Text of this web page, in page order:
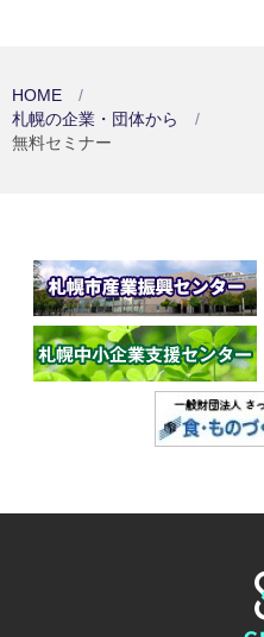
HOME
札幌の企業・団体から
無料セミナー